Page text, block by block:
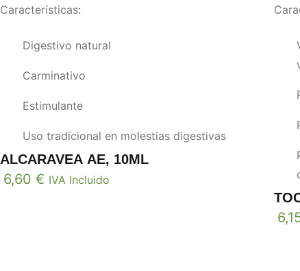
Características:
Digestivo natural
Carminativo
Estimulante
Uso tradicional en molestias digestivas
ALCARAVEA AE, 10ML
6,60 € IVA Incluido